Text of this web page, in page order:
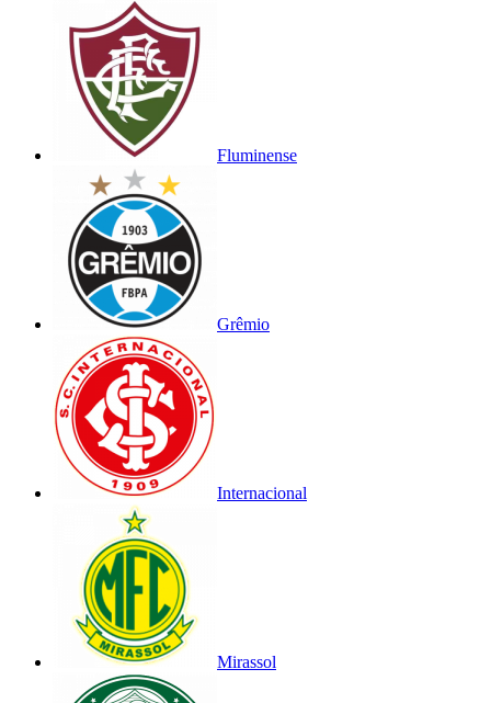
Fluminense
Grêmio
Internacional
Mirassol